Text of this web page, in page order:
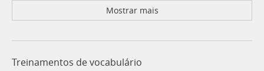
Mostrar mais
Treinamentos de vocabulário